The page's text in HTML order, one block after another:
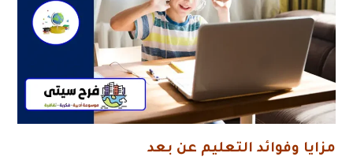
مزايا وفوائد التعليم عن بعد